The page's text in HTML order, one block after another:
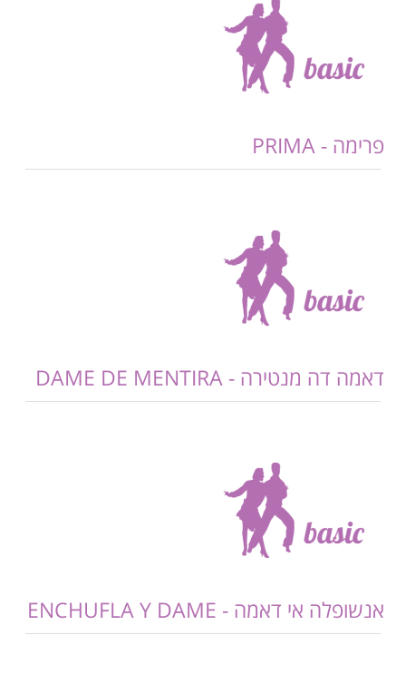
פרימה - PRIMA
דאמה דה מנטירה - DAME DE MENTIRA
אנשופלה אי דאמה - ENCHUFLA Y DAME